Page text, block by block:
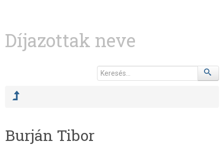
Díjazottak neve
Burján Tibor